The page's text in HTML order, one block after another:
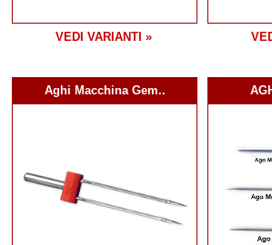
VEDI VARIANTI »
Aghi Macchina Gem..